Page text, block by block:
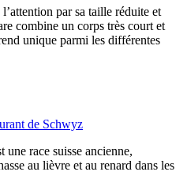
par sa taille réduite et
combine un corps très court et
unique parmi les différentes
de Schwyz
race suisse ancienne,
au lièvre et au renard dans les